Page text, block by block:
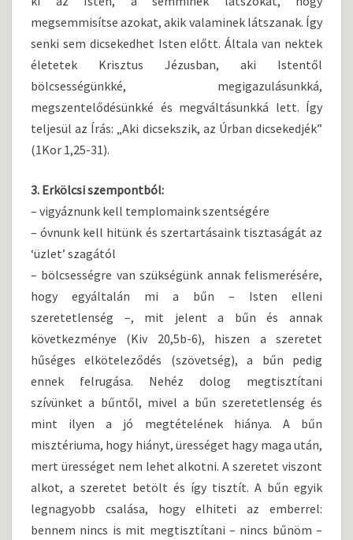
megsemmisítse azokat, akik valaminek látszanak. Így
senki sem dicsekedhet Isten előtt. Általa van nektek
életetek Krisztus Jézusban, aki Istentől
bölcsességünkké, megigazulásunkká,
megszentelődésünkké és megváltásunkká lett. Így
teljesül az Írás: „Aki dicsekszik, az Úrban dicsekedjék”
(1Kor 1,25-31).
3. Erkölcsi szempontból:
– vigyáznunk kell templomaink szentségére
– óvnunk kell hitünk és szertartásaink tisztaságát az
‘üzlet’ szagától
– bölcsességre van szükségünk annak felismerésére,
hogy egyáltalán mi a bűn – Isten elleni
szeretetlenség –, mit jelent a bűn és annak
következménye (Kiv 20,5b-6), hiszen a szeretet
hűséges elköteleződés (szövetség), a bűn pedig
ennek felrugása. Nehéz dolog megtisztítani
szívünket a bűntől, mivel a bűn szeretetlenség és
mint ilyen a jó megtételének hiánya. A bűn
misztériuma, hogy hiányt, ürességet hagy maga után,
mert ürességet nem lehet alkotni. A szeretet viszont
alkot, a szeretet betölt és így tisztít. A bűn egyik
legnagyobb csalása, hogy elhiteti az emberrel:
bennem nincs is mit megtisztítani – nincs bűnöm –